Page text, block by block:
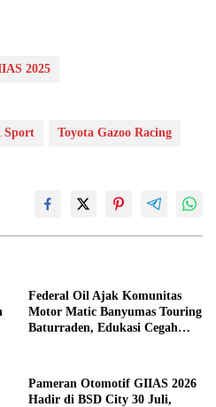
2025
Sport Toyota Gazoo Racing
Federal Oil Ajak Komunitas
Motor Matic Banyumas Touring
Baturraden, Edukasi Cegah
Pameran Otomotif GIIAS 2026
Hadir di BSD City 30 Juli,